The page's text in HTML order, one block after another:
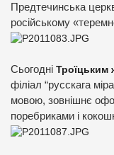
Предтечинська
російському
Сьогодні Троїцьким
філіал “русскага
мовою, зовнішнє
поребриками і